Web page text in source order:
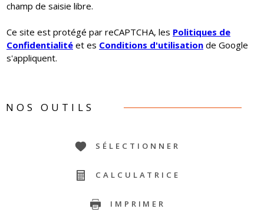
champ de saisie libre.
Ce site est protégé par reCAPTCHA, les Politiques de
Confidentialité et es Conditions d'utilisation de Google
s'appliquent.
NOS OUTILS
SÉLECTIONNER
CALCULATRICE
IMPRIMER